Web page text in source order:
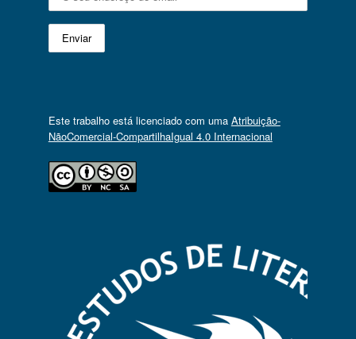
Este trabalho está licenciado com uma Atribuição-
NãoComercial-CompartilhaIgual 4.0 Internacional